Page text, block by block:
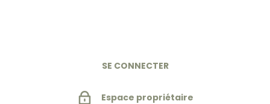
SE CONNECTER
Espace propriétaire